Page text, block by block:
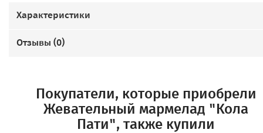
Характеристики
Отзывы (0)
Покупатели, которые приобрели
Жевательный мармелад "Кола
Пати", также купили